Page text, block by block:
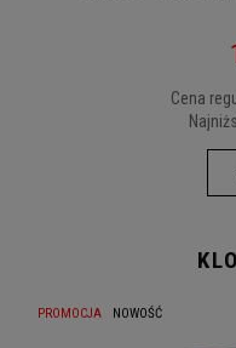
Cena
PROMOCJA NOWOŚĆ